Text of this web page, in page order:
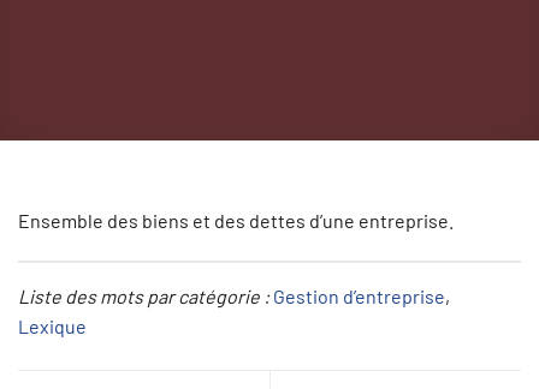
Ensemble des biens et des dettes d’une entreprise.
Liste des mots par catégorie :Gestion d’entreprise
Lexique